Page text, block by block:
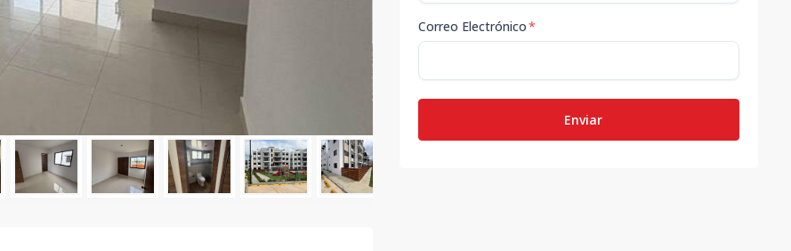
Correo Electrónico*
Enviar